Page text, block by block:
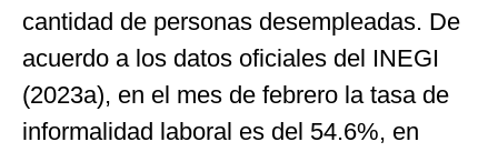
cantidad de personas desempleadas. De
acuerdo a los datos oficiales del INEGI
(2023a), en el mes de febrero la tasa de
informalidad laboral es del 54.6%, en